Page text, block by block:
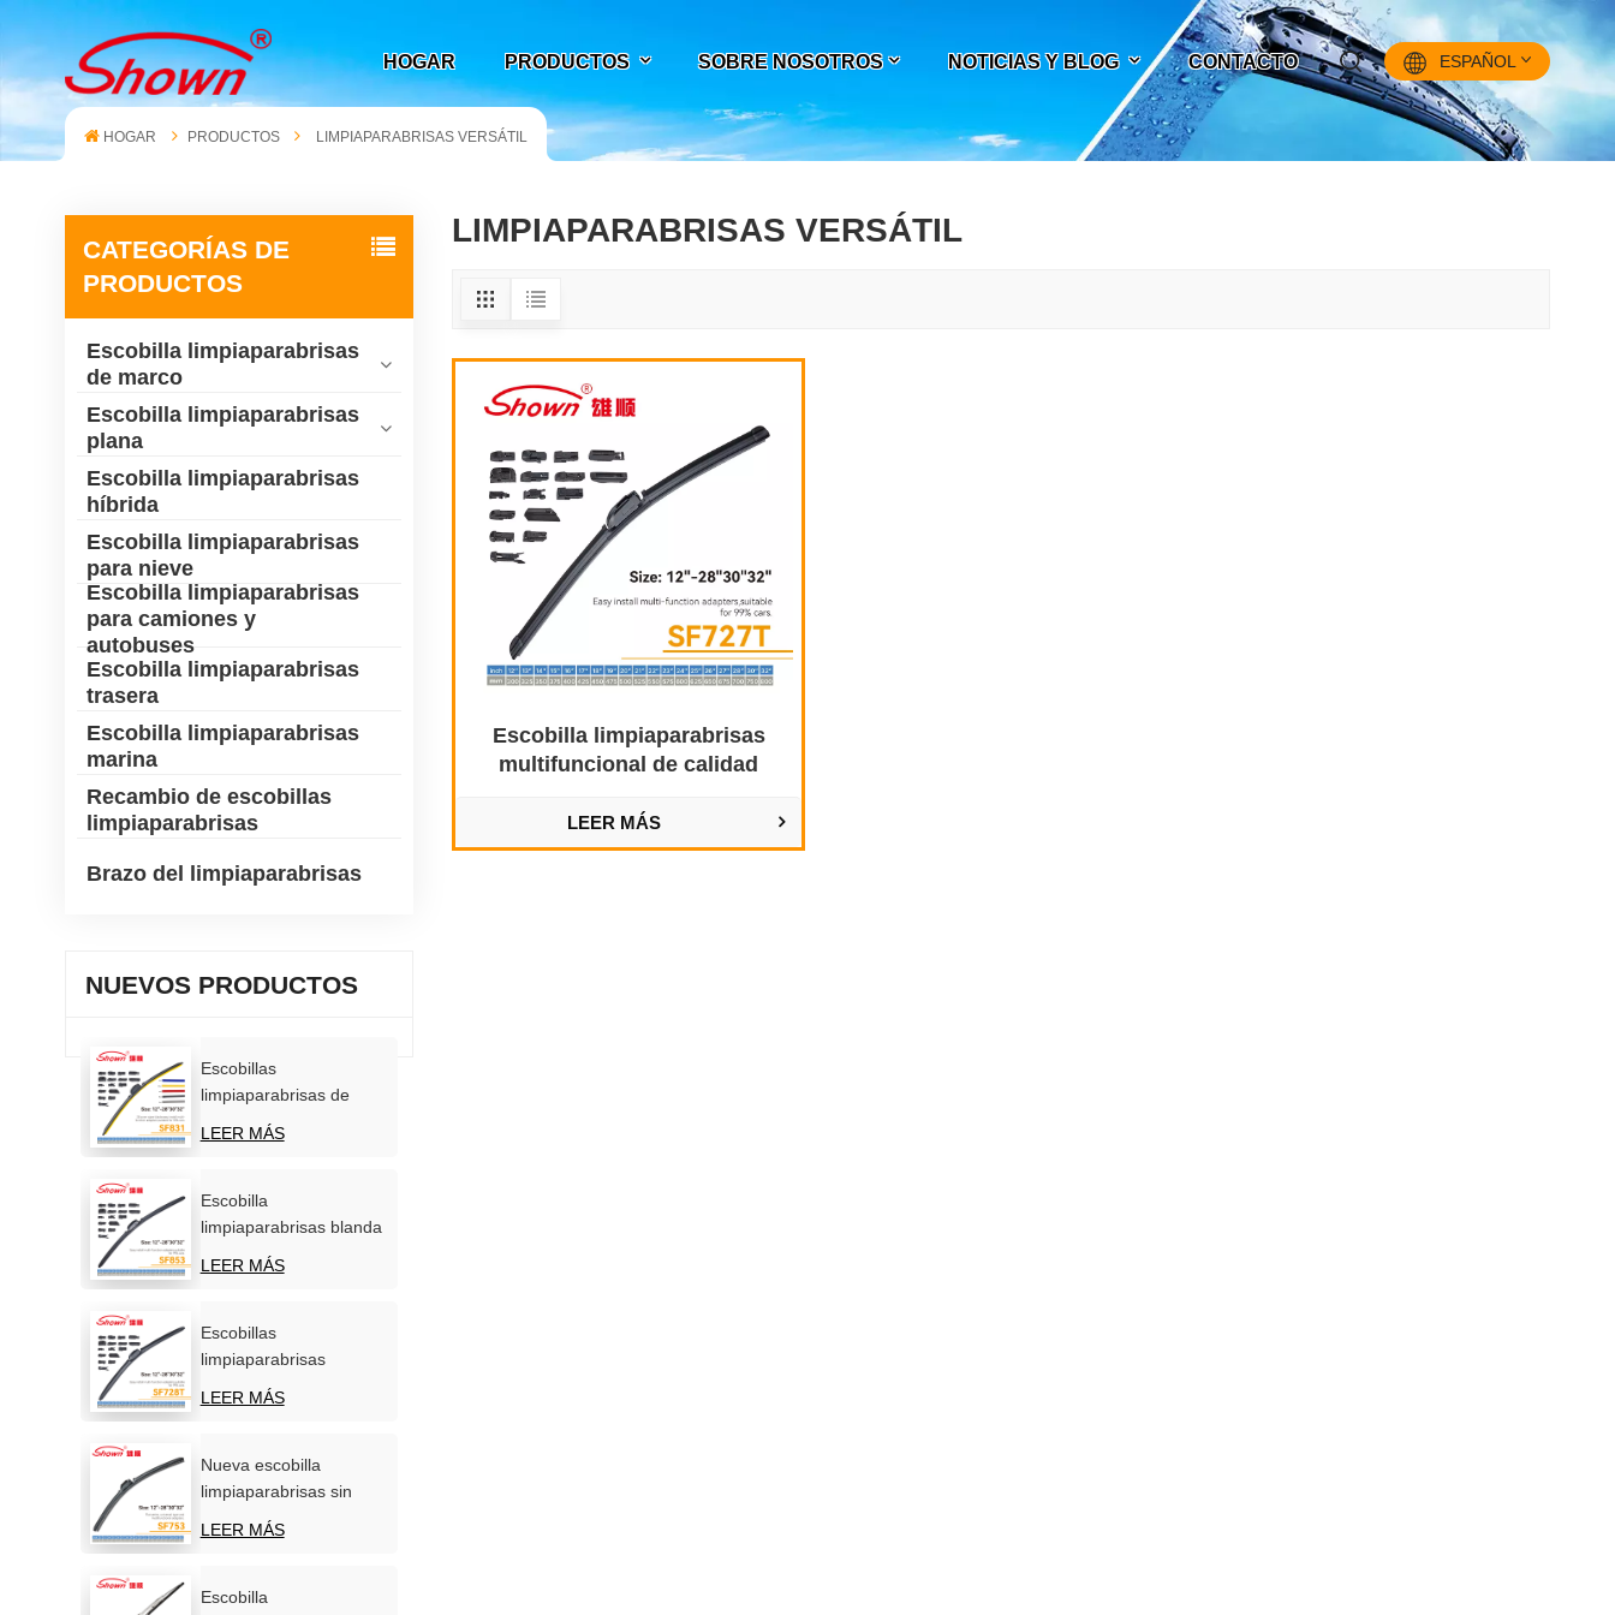
HOGAR PRODUCTOS SOBRE NOSOTROS NOTICIAS Y BLOG CONTACTO ESPAÑOL
English
HOGAR PRODUCTOS LIMPIAPARABRISAS VERSÁTIL
CATEGORÍAS DE
PRODUCTOS
Escobilla limpiaparabrisas
de marco
Escobilla limpiaparabrisas
plana
Escobilla limpiaparabrisas
híbrida
Escobilla limpiaparabrisas
para nieve
Escobilla limpiaparabrisas
para camiones y
autobuses
Escobilla limpiaparabrisas
trasera
Escobilla limpiaparabrisas
marina
Recambio de escobillas
limpiaparabrisas
Brazo del limpiaparabrisas
NUEVOS PRODUCTOS
Escobillas
limpiaparabrisas de
silicona personalizadas,
OEM/ODM, venta
LEER MÁS
Escobilla
limpiaparabrisas blanda
carbonizada
multifunción para coche
LEER MÁS
Escobillas
limpiaparabrisas
multifuncionales de
calidad superior para
LEER MÁS
Nueva escobilla
limpiaparabrisas sin
hueso, universal y
multifuncional de
LEER MÁS
Escobilla
LIMPIAPARABRISAS VERSÁTIL
Escobilla limpiaparabrisas
multifuncional de calidad
LEER MÁS